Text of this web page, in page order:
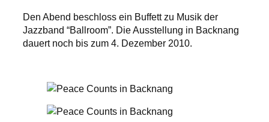
Den Abend beschloss ein Buffett zu Musik der
Jazzband “Ballroom”. Die Ausstellung in Backnang
dauert noch bis zum 4. Dezember 2010.